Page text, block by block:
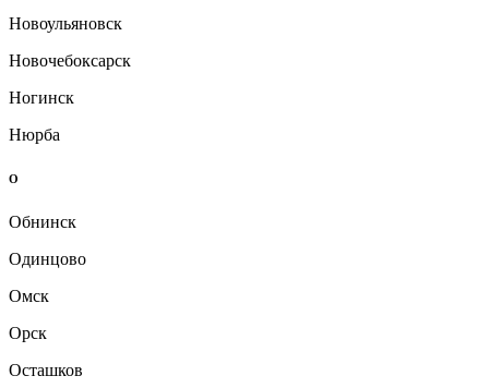
Новоульяновск
Новочебоксарск
Ногинск
Нюрба
О
Обнинск
Одинцово
Омск
Орск
Осташков